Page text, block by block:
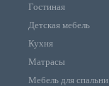
Гостиная
Детская мебель
Кухня
Матрасы
Мебель для спальни